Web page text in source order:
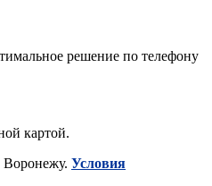
решение по телефону
картой.
Воронежу. Условия